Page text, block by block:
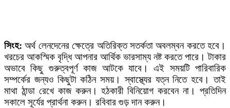
সিংহ: অর্থ লেনদেনের ক্ষেত্রে অতিরিক্ত সতর্কতা অবলম্বন করতে হবে।
খরচের আকস্মিক বৃদ্ধি আপনার আর্থিক ভারসাম্য নষ্ট করতে পারে। টাকার
অভাবে কিছু গুরুত্বপূর্ণ কাজ আটকে যাবে। এই সময়টি পারিবারিক
সম্পর্কের জন্যও কিছুটা কঠিন সময়। স্বাস্থ্যের যত্ন নিতে হবে। তাই
মাথা ঠান্ডা রেখে কাজ করুন। হঠকারী বিনিয়োগ করবেন না। প্রতিদিন
সকালে সূর্যের প্রার্থনা করুন। রবিবার গুড় দান করুন।